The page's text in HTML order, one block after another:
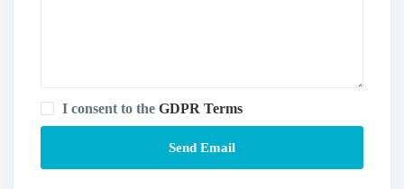
I consent to theGDPR Terms